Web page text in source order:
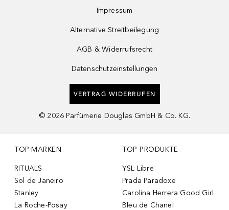
Impressum
Alternative Streitbeilegung
AGB & Widerrufsrecht
Datenschutzeinstellungen
VERTRAG WIDERRUFEN
© 2026 Parfümerie Douglas GmbH & Co. KG.
TOP-MARKEN
RITUALS
Sol de Janeiro
Stanley
La Roche-Posay
TOP PRODUKTE
YSL Libre
Prada Paradoxe
Carolina Herrera Good Girl
Bleu de Chanel